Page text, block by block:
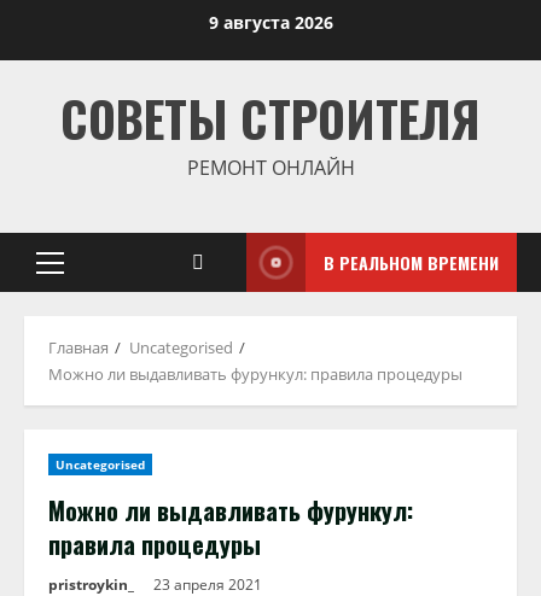
9 августа 2026
СОВЕТЫ СТРОИТЕЛЯ
РЕМОНТ ОНЛАЙН
Основное
В РЕАЛЬНОМ ВРЕМЕНИ
Главная
Uncategorised
Можно ли выдавливать фурункул: правила процедуры
Uncategorised
Можно ли выдавливать фурункул:
правила процедуры
pristroykin_ 23 апреля 2021